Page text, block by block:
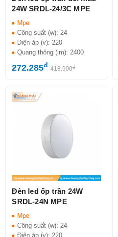
24W SRDL-24/3C MPE
Mpe
Công suất (w):24
Điện áp (v):220
Quang thông (lm):2400
272.285đ 418.900đ
Đèn led ốp trần 24W
SRDL-24N MPE
Mpe
Công suất (w):24
Điện áp (v): 220